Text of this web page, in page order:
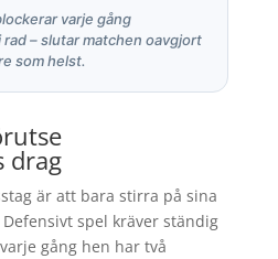
varje gång
– slutar matchen oavgjort
som helst.
drag
är att bara stirra på sina
spel kräver ständig
gång hen har två